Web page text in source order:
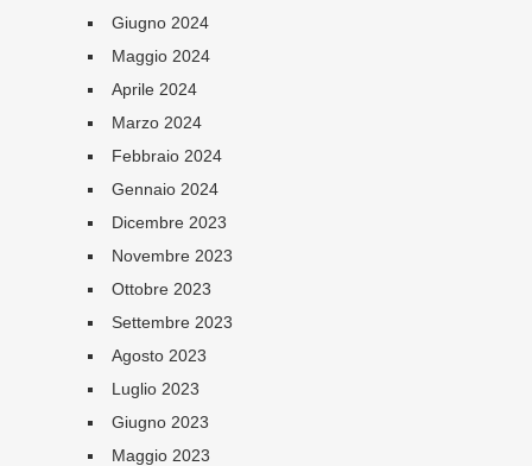
Giugno 2024
Maggio 2024
Aprile 2024
Marzo 2024
Febbraio 2024
Gennaio 2024
Dicembre 2023
Novembre 2023
Ottobre 2023
Settembre 2023
Agosto 2023
Luglio 2023
Giugno 2023
Maggio 2023